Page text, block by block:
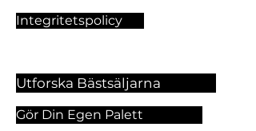
Integritetspolicy
Utforska Bästsäljarna
Gör Din Egen Palett